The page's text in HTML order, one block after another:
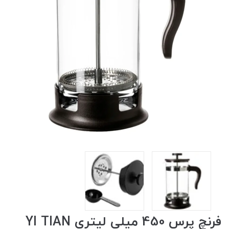
فرنچ پرس 450 میلی لیتری YI TIAN